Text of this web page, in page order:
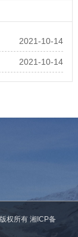
2021-10-14
2021-10-14
版权所有 湘ICP备